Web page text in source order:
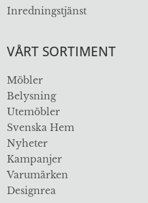
Inredningstjänst
VÅRT SORTIMENT
Möbler
Belysning
Utemöbler
Svenska Hem
Nyheter
Kampanjer
Varumärken
Designrea